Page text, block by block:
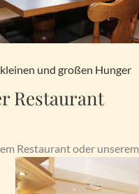
und großen Hunger
Restaurant
Restaurant oder unserem